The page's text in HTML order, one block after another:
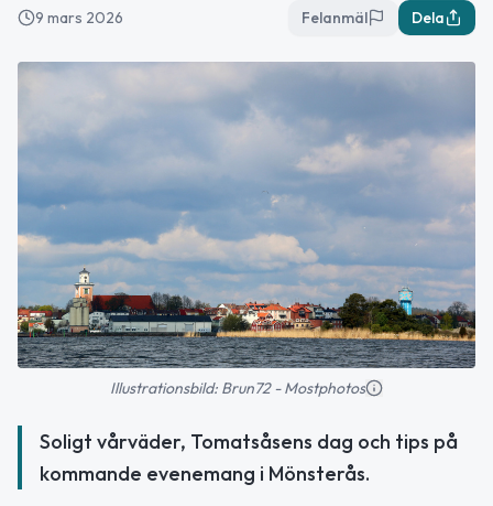
9 mars 2026 Felanmäl Dela
Illustrationsbild: Brun72 - Mostphotos
Soligt vårväder, Tomatsåsens dag och tips på
kommande evenemang i Mönsterås.